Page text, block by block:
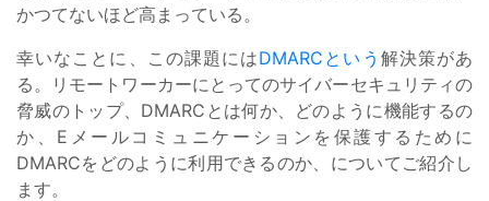
かつてないほど高まっている。
幸いなことに、この課題にはDMARCという 解決策があ
る。リモートワーカーにとってのサイバーセキュリティの
脅威のトップ、DMARCとは何か、どのように機能するの
か、Eメールコミュニケーションを保護するために
DMARCをどのように利用できるのか、についてご紹介し
ます。